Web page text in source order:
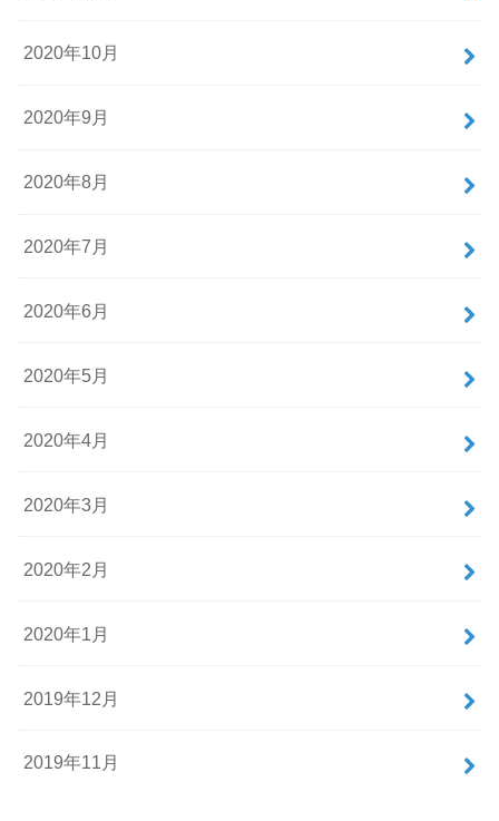
2020年10月
2020年9月
2020年8月
2020年7月
2020年6月
2020年5月
2020年4月
2020年3月
2020年2月
2020年1月
2019年12月
2019年11月